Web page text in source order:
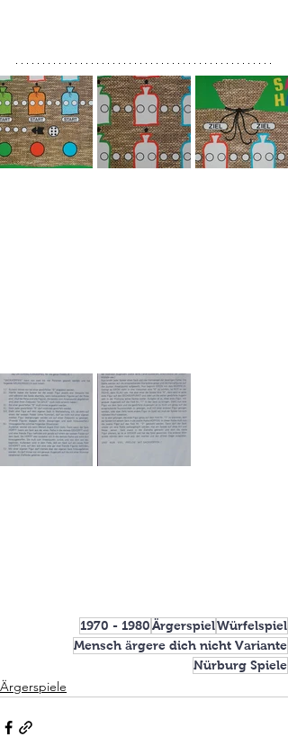
1970 - 1980ÄrgerspielWürfelspiel
Mensch ärgere dich nicht Variante
Nürburg Spiele
Ärgerspiele